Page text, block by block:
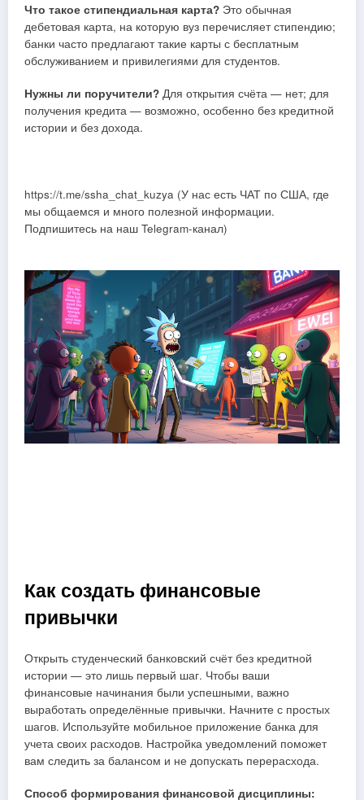
Что такое стипендиальная карта? Это обычная
дебетовая карта, на которую вуз перечисляет стипендию;
банки часто предлагают такие карты с бесплатным
обслуживанием и привилегиями для студентов.
Нужны ли поручители? Для открытия счёта — нет; для
получения кредита — возможно, особенно без кредитной
истории и без дохода.
https://t.me/ssha_chat_kuzya (У нас есть ЧАТ по США, где
мы общаемся и много полезной информации.
Подпишитесь на наш Telegram-канал)
Как создать финансовые
привычки
Открыть студенческий банковский счёт без кредитной
истории — это лишь первый шаг. Чтобы ваши
финансовые начинания были успешными, важно
выработать определённые привычки. Начните с простых
шагов. Используйте мобильное приложение банка для
учета своих расходов. Настройка уведомлений поможет
вам следить за балансом и не допускать перерасхода.
Способ формирования финансовой дисциплины: